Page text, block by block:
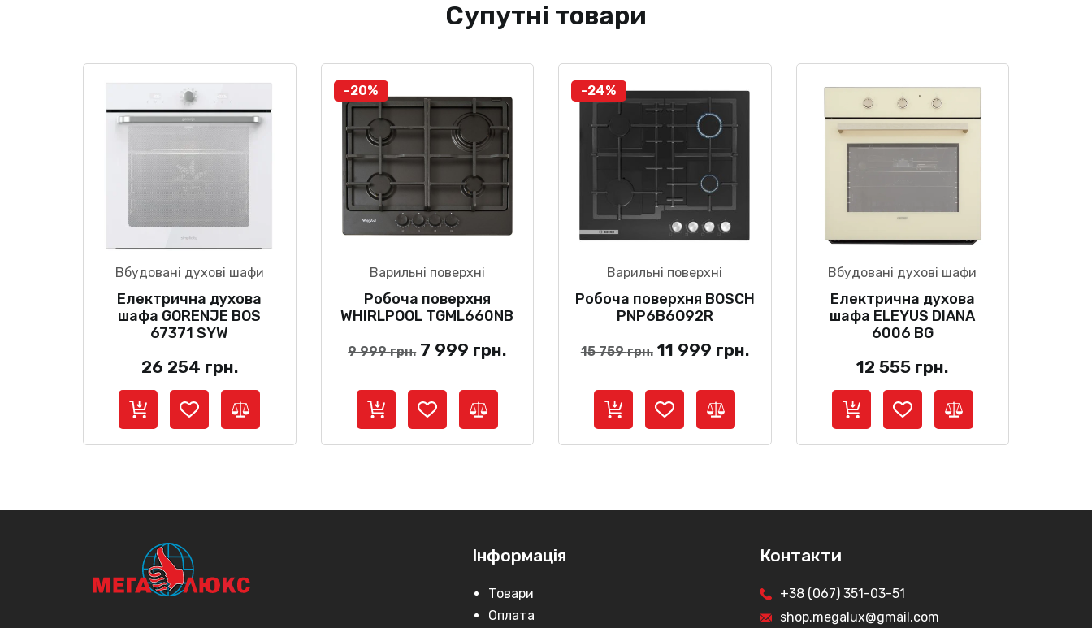
Супутні товари
Вбудовані духові шафи
Електрична духова
шафа GORENJE BOS
67371 SYW
26 254 грн.
-20%
Варильні поверхні
Робоча поверхня
WHIRLPOOL TGML660NB
9 999грн. Оригінальна
9
999 грн..
7 999 грн.Поточна
-24%
Варильні поверхні
Робоча поверхня BOSCH
PNP6B6O92R
15 759грн. Оригінальна
15
759 грн..
11 999 грн.Поточна
Вбудовані духові шафи
Електрична духова
шафа ELEYUS DIANA
6006 BG
12 555 грн.
Інформація
Товари
Оплата
Контакти
+38 (067) 351-03-51
shop.megalux@gmail.com